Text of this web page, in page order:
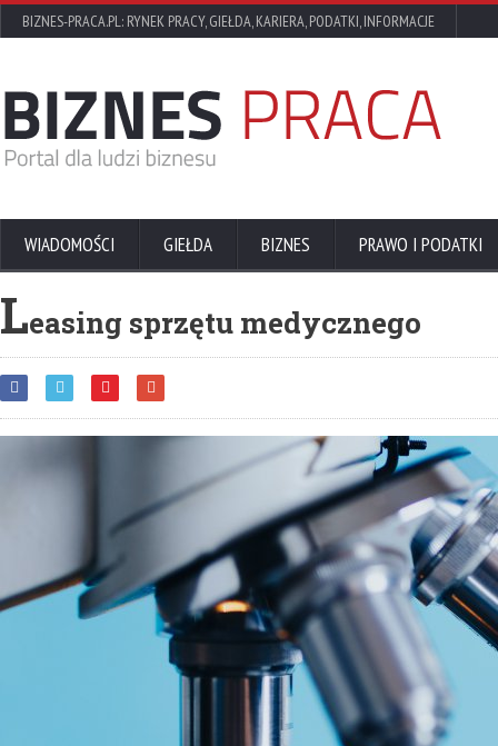
BIZNES-PRACA.PL: RYNEK PRACY, GIEŁDA, KARIERA, PODATKI, INFORMACJE
WIADOMOŚCI GIEŁDA BIZNES PRAWO I PODATKI
Leasing sprzętu medycznego